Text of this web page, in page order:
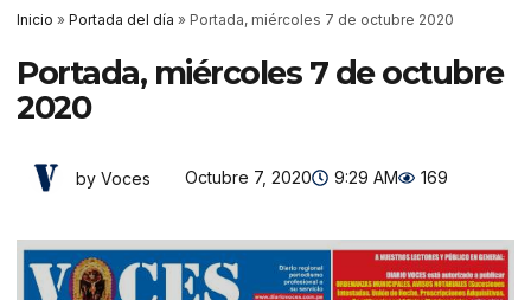
Inicio » Portada del día » Portada, miércoles 7 de octubre 2020
Portada, miércoles 7 de octubre
2020
by Voces Octubre 7, 2020 9:29 AM 169